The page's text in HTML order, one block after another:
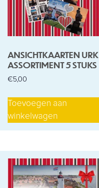
ANSICHTKAARTEN URK
ASSORTIMENT 5 STUKS
€5,00
Toevoegen aan
winkelwagen